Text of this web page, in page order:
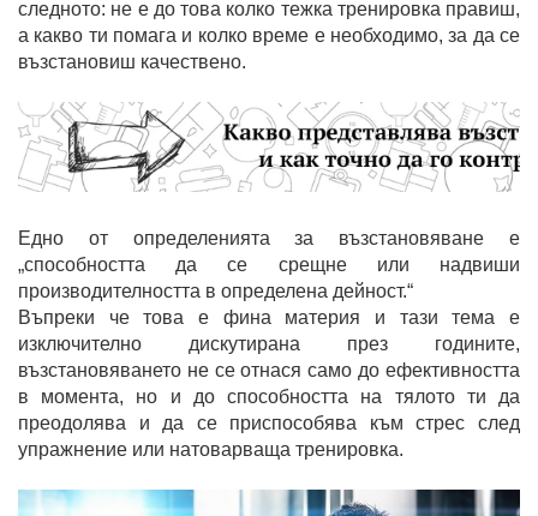
следното: не е до това колко тежка тренировка правиш,
а какво ти помага и колко време е необходимо, за да се
възстановиш качествено.
Едно от определенията за възстановяване е
„способността да се срещне или надвиши
производителността в определена дейност.“
Въпреки че това е фина материя и тази тема е
изключително дискутирана през годините,
възстановяването не се отнася само до ефективността
в момента, но и до способността на тялото ти да
преодолява и да се приспособява към стрес след
упражнение или натоварваща тренировка.